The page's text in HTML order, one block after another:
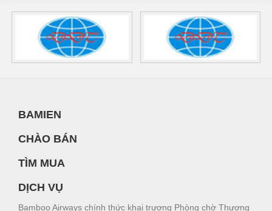
BAMIEN
CHÀO BÁN
TÌM MUA
DỊCH VỤ
Bamboo Airways chính thức khai trương Phòng chờ Thương